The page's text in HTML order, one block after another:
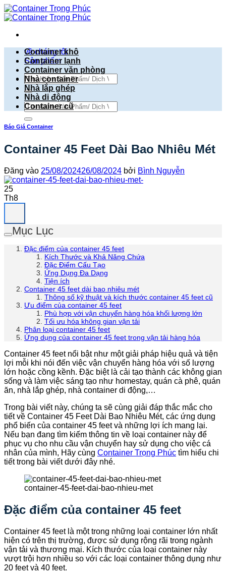
Bỏ
qua
dung
về chúng tôi
Sản phẩm
Tìm
kiếm:
Tìm
kiếm:
Container khô
Container lạnh
Container văn phòng
Nhà container
Nhà lắp ghép
Nhà di động
Container cũ
Báo Giá Container
Container 45 Feet Dài Bao Nhiêu Mét
Đăng vào 25/08/202426/08/2024 bởi Bình Nguyễn
25
Th8
Mục Lục
Đặc điểm của container 45 feet
Kích Thước và Khả Năng Chứa
Đặc Điểm Cấu Tạo
Ứng Dụng Đa Dạng
Tiện ích
Container 45 feet dài bao nhiêu mét
Thông số kỹ thuật và kích thước container 45 feet cũ
Ưu điểm của container 45 feet
Phù hợp với vận chuyển hàng hóa khối lượng lớn
Tối ưu hóa không gian vận tải
Phân loại container 45 feet
Ứng dụng của container 45 feet trong vận tải hàng hóa
Container 45 feet nổi bật như một giải pháp hiệu quả và tiện
lợi mỗi khi nói đến việc vận chuyển hàng hóa với số lượng
lớn hoặc cồng kềnh. Đặc biệt là cải tạo thành các không gian
sống và làm việc sáng tạo như homestay, quán cà phê, quán
ăn, nhà lắp ghép, nhà container di động,…
Trong bài viết này, chúng ta sẽ cùng giải đáp thắc mắc cho
tiết về Container 45 Feet Dài Bao Nhiêu Mét, các ứng dụng
phổ biến của container 45 feet và những lợi ích mang lại.
Nếu bạn đang tìm kiếm thông tin về loại container này để
phục vụ cho nhu cầu vận chuyển hay sử dụng cho việc cá
nhân của mình, Hãy cùng Container Trọng Phúc tìm hiểu chi
tiết trong bài viết dưới đây nhé.
container-45-feet-dai-bao-nhieu-met
Đặc điểm của container 45 feet
Container 45 feet là một trong những loại container lớn nhất
hiện có trên thị trường, được sử dụng rộng rãi trong ngành
vận tải và thương mại. Kích thước của loại container này
vượt trội hơn nhiều so với các loại container thông dụng như
20 feet và 40 feet.